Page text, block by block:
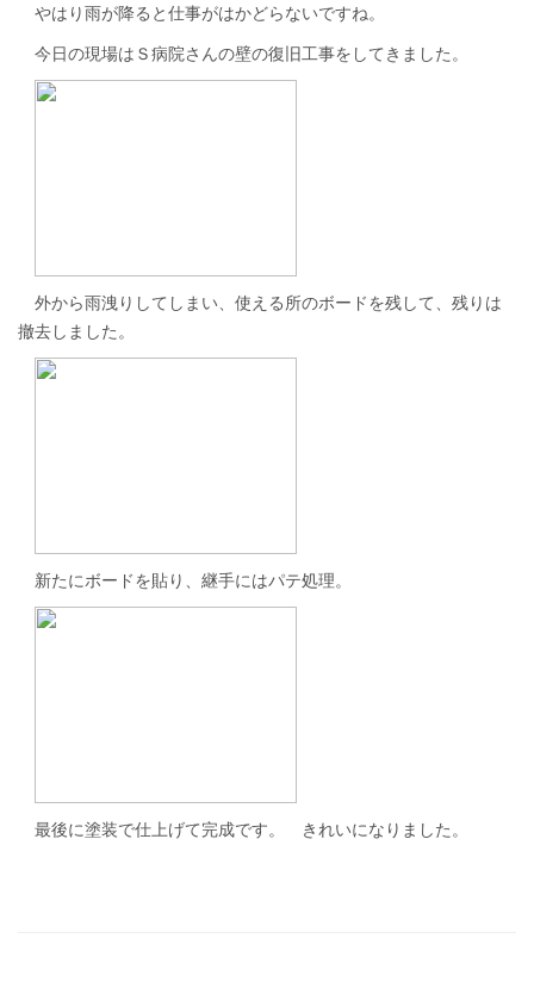
やはり雨が降ると仕事がはかどらないですね。
今日の現場はＳ病院さんの壁の復旧工事をしてきました。
外から雨洩りしてしまい、使える所のボードを残して、残りは
撤去しました。
新たにボードを貼り、継手にはパテ処理。
最後に塗装で仕上げて完成です。 きれいになりました。